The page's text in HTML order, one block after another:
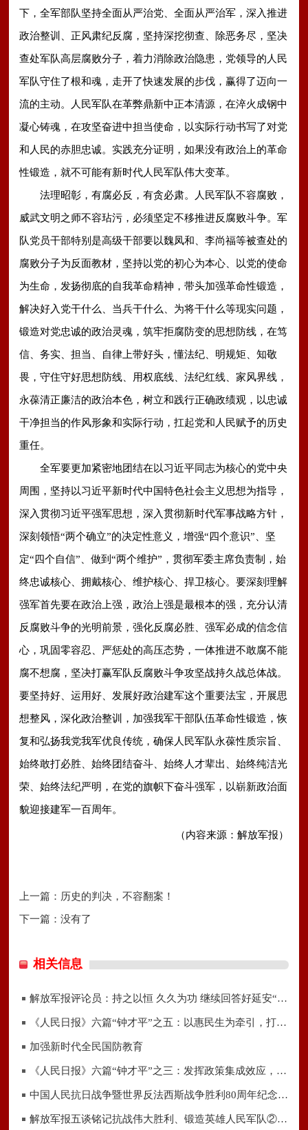
下，全军部队坚持全面从严治党、全面从严治军，深入推进
政治整训、正风肃纪反腐，坚持深挖彻查、除恶务尽，坚决
查处军队高层腐败分子，着力消除政治隐患，党领导的人民
军队守住了根和魂，走开了快速发展的步伐，赢得了迈向一
流的主动。人民军队在革弊鼎新中正本清源，在淬火成钢中
凝心铸魂，在攻坚奋进中担当使命，以实际行动书写了对党
和人民的赤胆忠诚。实践充分证明，如果没有政治上的革命
性锻造，就不可能有新时代人民军队伟大变革。
法理昭彰，有腐必反，有贪必肃。人民军队不容腐败，
威武文明之师不容玷污，必须坚定不移推进反腐败斗争。军
队党员干部特别是高级干部要以魏凤和、李尚福等被查处的
腐败分子为反面教材，坚持以党的初心为本心、以党的使命
为生命，发扬彻底的自我革命精神，带头加强革命性锻造，
解决好入党干什么、当兵干什么、为将干什么等现实问题，
锻造对党忠诚的政治灵魂，筑牢拒腐防变的思想防线，在笃
信、务实、担当、自律上带好头，懂法纪、明规矩、知敬
畏，守住守好思想防线、用权底线、法纪红线、家风界线，
永葆清正廉洁的政治本色，树立和践行正确政绩观，以忠诚
干净担当的作风形象和实际行动，扛起党和人民赋予的历史
重任。
全军要更加紧密地团结在以习近平同志为核心的党中央
周围，坚持以习近平新时代中国特色社会主义思想为指导，
深入贯彻习近平强军思想，深入贯彻新时代军事战略方针，
深刻领悟“两个确立”的决定性意义，增强“四个意识”、坚
定“四个自信”、做到“两个维护”，贯彻军委主席负责制，始
终忠诚核心、拥戴核心、维护核心、捍卫核心。要深刻理解
强军首先要在政治上强，政治上强是最根本的强，充分认清
反腐败斗争的光明前景，强化反腐必胜、强军必成的信念信
心，巩固零容忍、严惩处的高压态势，一体推进不敢腐不能
腐不想腐，坚决打赢军队反腐败斗争攻坚战持久战总体战。
要坚持好、运用好、发展好政治建军这个重要法宝，开展思
想整风，深化政治整训，加强我军干部队伍革命性锻造，恢
复和弘扬我党我军优良传统，确保人民军队永葆性质宗旨、
始终敢打必胜、始终团结奋斗、始终人才辈出、始终纯洁光
荣、始终法纪严明，在党的旗帜下奋斗强军，以崭新政治面
貌迎接建军一百周年。
（内容来源：解放军报）
上一篇： 历史的判决，不容翻案！
下一篇：没有了
相关信息
解放军报评论员：持之以恒 久久为功 继续回答好延安“窑洞之问”
《人民日报》六篇“钟才平”之五：以惠民生为牵引，打开发展新空间
加强新时代全民国防教育
《人民日报》六篇“钟才平”之三：发挥政策集成效应，提升宏观经济治理效能
中国人民抗日战争暨世界反法西斯战争胜利80周年纪念活动启示录（一）
解放军报五谈铭记抗战伟大胜利、锻造英雄人民军队②运用正确策略 掌握战场主动